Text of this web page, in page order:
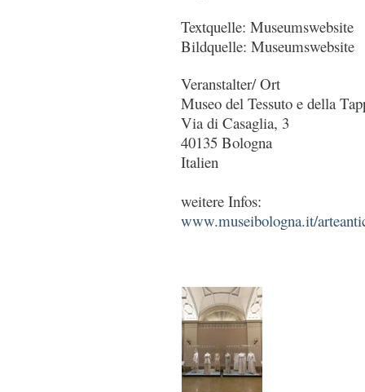
Textquelle: Museumswebsite
Bildquelle: Museumswebsite
Veranstalter/ Ort
Museo del Tessuto e della
Via di Casaglia, 3
40135 Bologna
Italien
weitere Infos:
www.museibologna.it/